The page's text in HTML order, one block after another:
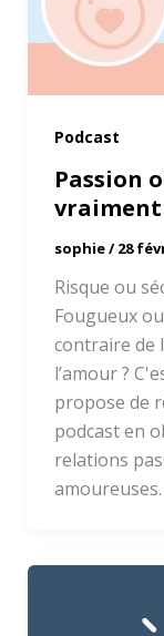
Podcast
Passion
vraiment
sophie/28
Risque ou
Fougueux
contraire de
l’amour ?
propose de
podcast en
relations
amoureuses.